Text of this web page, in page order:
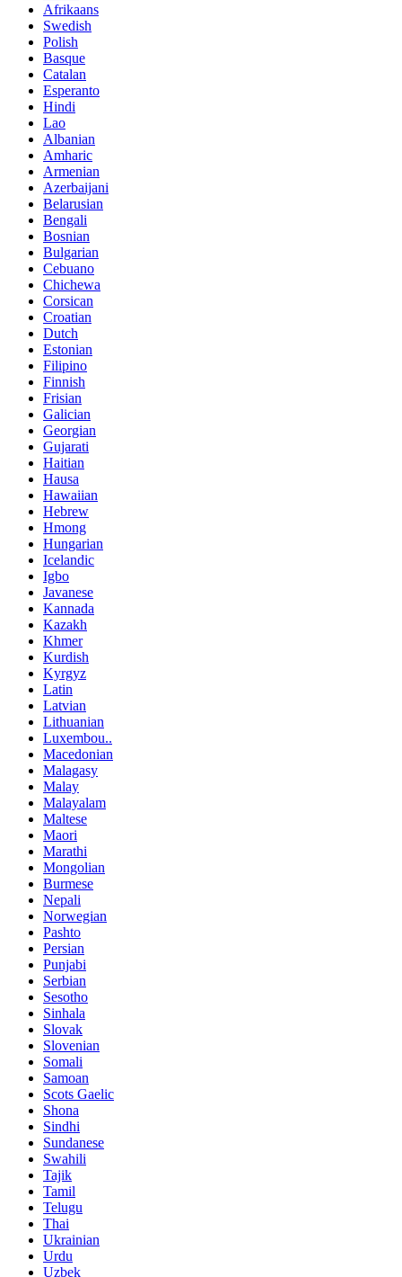
Afrikaans
Swedish
Polish
Basque
Catalan
Esperanto
Hindi
Lao
Albanian
Amharic
Armenian
Azerbaijani
Belarusian
Bengali
Bosnian
Bulgarian
Cebuano
Chichewa
Corsican
Croatian
Dutch
Estonian
Filipino
Finnish
Frisian
Galician
Georgian
Gujarati
Haitian
Hausa
Hawaiian
Hebrew
Hmong
Hungarian
Icelandic
Igbo
Javanese
Kannada
Kazakh
Khmer
Kurdish
Kyrgyz
Latin
Latvian
Lithuanian
Luxembou..
Macedonian
Malagasy
Malay
Malayalam
Maltese
Maori
Marathi
Mongolian
Burmese
Nepali
Norwegian
Pashto
Persian
Punjabi
Serbian
Sesotho
Sinhala
Slovak
Slovenian
Somali
Samoan
Scots Gaelic
Shona
Sindhi
Sundanese
Swahili
Tajik
Tamil
Telugu
Thai
Ukrainian
Urdu
Uzbek